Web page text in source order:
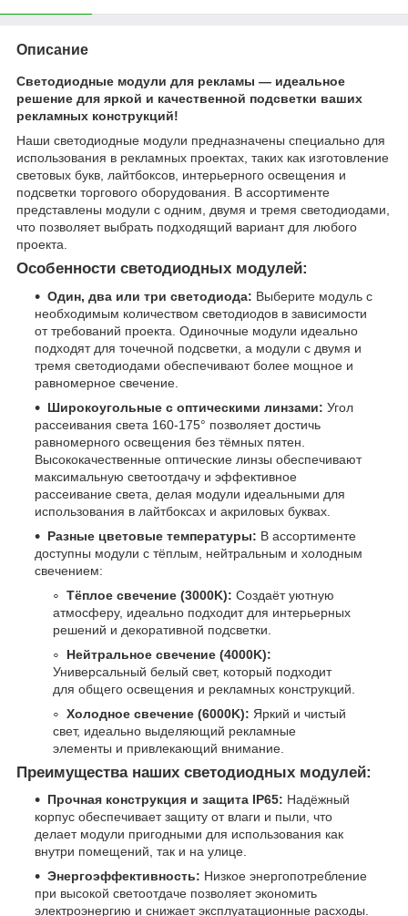
Описание
Светодиодные модули для рекламы — идеальное
решение для яркой и качественной подсветки ваших
рекламных конструкций!
Наши светодиодные модули предназначены специально для
использования в рекламных проектах, таких как изготовление
световых букв, лайтбоксов, интерьерного освещения и
подсветки торгового оборудования. В ассортименте
представлены модули с одним, двумя и тремя светодиодами,
что позволяет выбрать подходящий вариант для любого
проекта.
Особенности светодиодных модулей:
Один, два или три светодиода: Выберите модуль с
необходимым количеством светодиодов в зависимости
от требований проекта. Одиночные модули идеально
подходят для точечной подсветки, а модули с двумя и
тремя светодиодами обеспечивают более мощное и
равномерное свечение.
Широкоугольные с оптическими линзами: Угол
рассеивания света 160-175° позволяет достичь
равномерного освещения без тёмных пятен.
Высококачественные оптические линзы обеспечивают
максимальную светоотдачу и эффективное
рассеивание света, делая модули идеальными для
использования в лайтбоксах и акриловых буквах.
Разные цветовые температуры: В ассортименте
доступны модули с тёплым, нейтральным и холодным
свечением:
Тёплое свечение (3000K): Создаёт уютную
атмосферу, идеально подходит для интерьерных
решений и декоративной подсветки.
Нейтральное свечение (4000K):
Универсальный белый свет, который подходит
для общего освещения и рекламных конструкций.
Холодное свечение (6000K): Яркий и чистый
свет, идеально выделяющий рекламные
элементы и привлекающий внимание.
Преимущества наших светодиодных модулей:
Прочная конструкция и защита IP65: Надёжный
корпус обеспечивает защиту от влаги и пыли, что
делает модули пригодными для использования как
внутри помещений, так и на улице.
Энергоэффективность: Низкое энергопотребление
при высокой светоотдаче позволяет экономить
электроэнергию и снижает эксплуатационные расходы.